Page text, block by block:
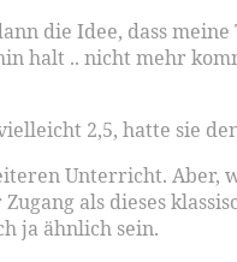
die Idee, dass
halt .. nicht mehr
2,5, hatte sie
Unterricht. Aber,
als dieses
ja ähnlich sein.